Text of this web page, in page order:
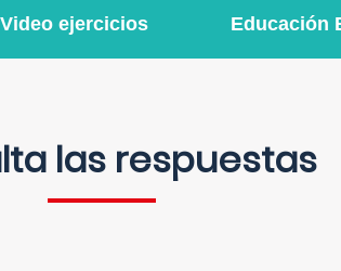
Video ejercicios Educación
las respuestas